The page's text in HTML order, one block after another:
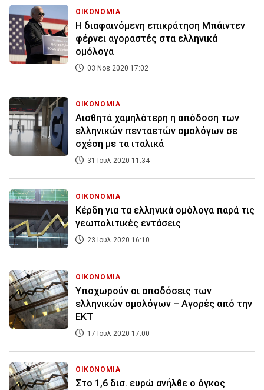
ΟΙΚΟΝΟΜΙΑ
Η διαφαινόμενη επικράτηση Μπάιντεν
φέρνει αγοραστές στα ελληνικά
ομόλογα
03 Νοε 2020 17:02
ΟΙΚΟΝΟΜΙΑ
Αισθητά χαμηλότερη η απόδοση των
ελληνικών πενταετών ομολόγων σε
σχέση με τα ιταλικά
31 Ιουλ 2020 11:34
ΟΙΚΟΝΟΜΙΑ
Κέρδη για τα ελληνικά ομόλογα παρά τις
γεωπολιτικές εντάσεις
23 Ιουλ 2020 16:10
ΟΙΚΟΝΟΜΙΑ
Υποχωρούν οι αποδόσεις των
ελληνικών ομολόγων – Αγορές από την
ΕΚΤ
17 Ιουλ 2020 17:00
ΟΙΚΟΝΟΜΙΑ
Στο 1,6 δισ. ευρώ ανήλθε ο όγκος